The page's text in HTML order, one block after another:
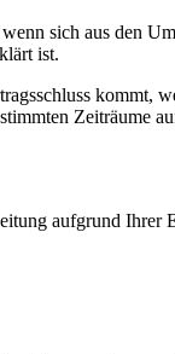
sich aus den
ist.
kommt,
Zeiträume
aufgrund